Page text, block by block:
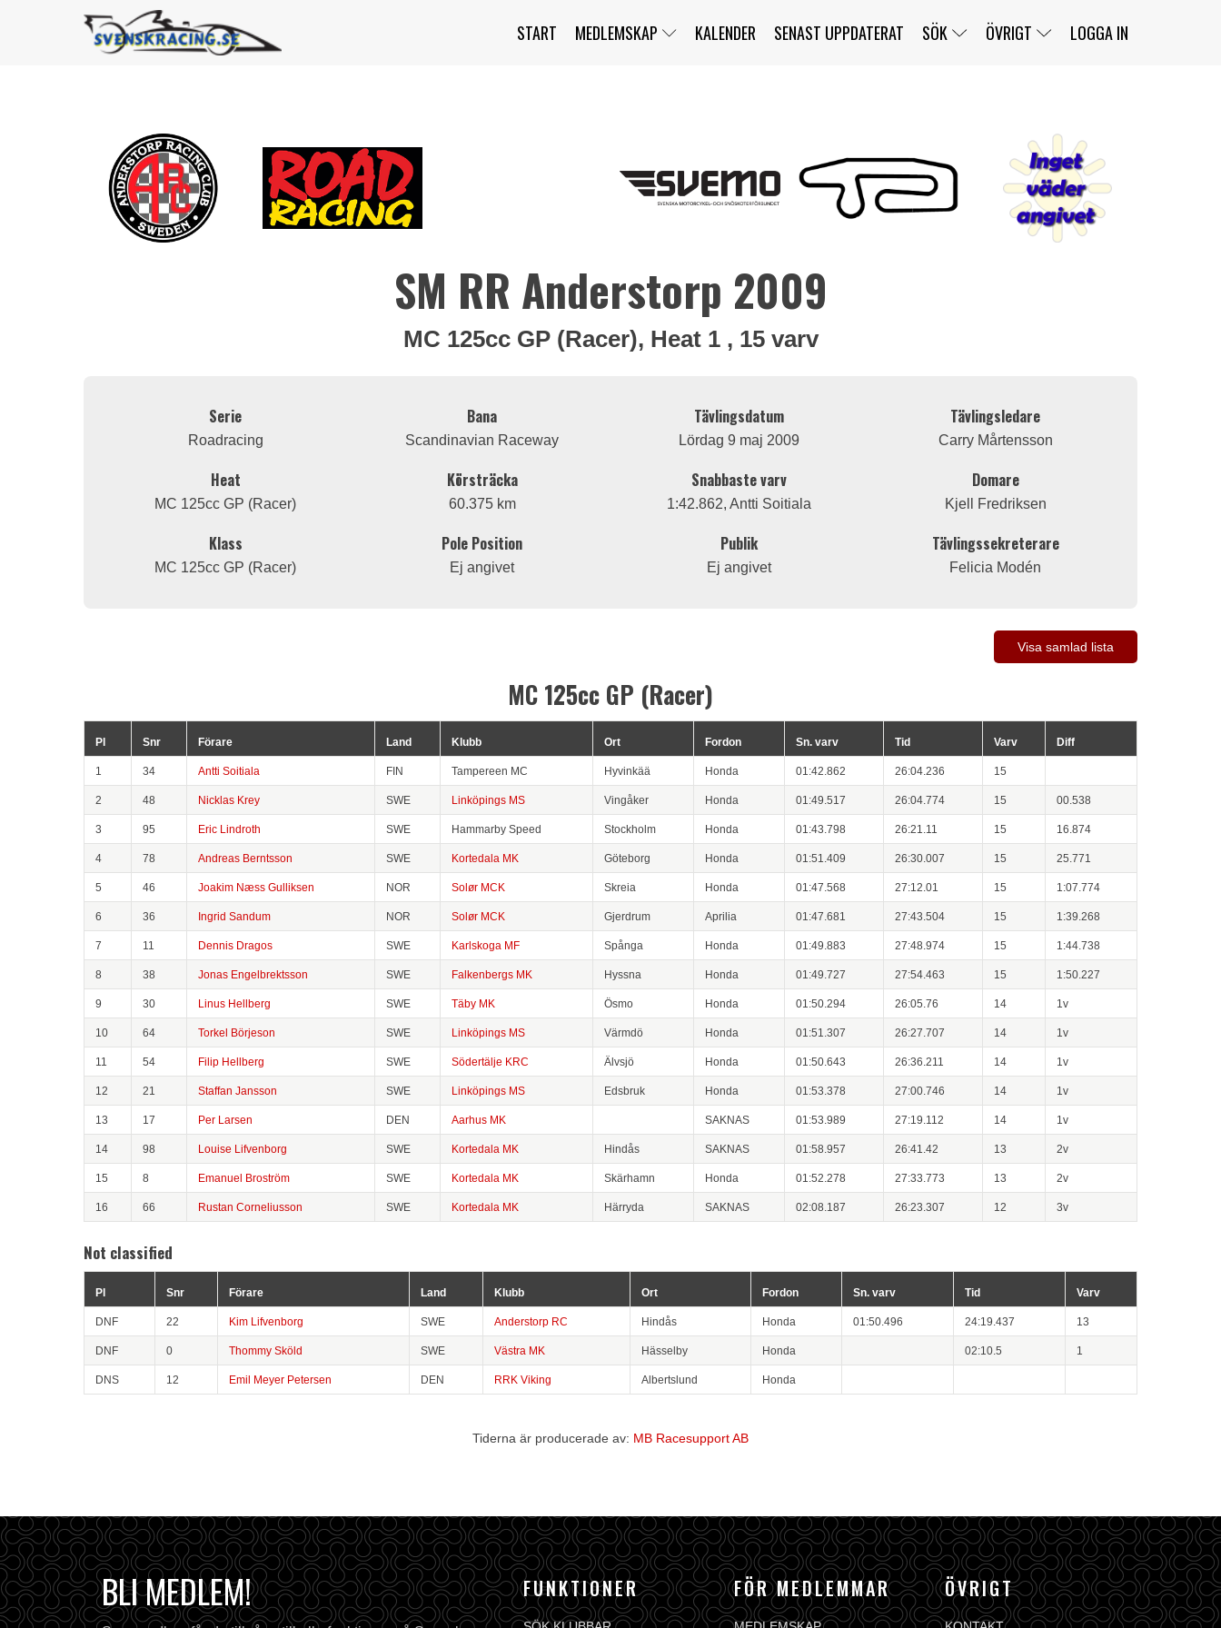
START MEDLEMSKAP KALENDER SENAST UPPDATERAT SÖK
TÄVLINGAR
FÖRARE
KLUBBAR
KLASSER
ÖVRIGT LOGGA IN
SM RR Anderstorp 2009
MC 125cc GP (Racer), Heat 1 , 15 varv
Serie
Roadracing
Heat
MC 125cc GP (Racer)
Klass
MC 125cc GP (Racer)
Bana
Scandinavian Raceway
Körsträcka
60.375 km
Pole Position
Ej angivet
Tävlingsdatum
Lördag 9 maj 2009
Snabbaste varv
1:42.862, Antti Soitiala
Publik
Ej angivet
Tävlingsledare
Carry Mårtensson
Domare
Kjell Fredriksen
Tävlingssekreterare
Felicia Modén
Visa samlad lista
MC 125cc GP (Racer)
Pl Snr Förare Land Klubb Ort Fordon Sn. varv Tid Varv Diff
1 34 Antti Soitiala FIN Tampereen MC Hyvinkää Honda 01:42.862 26:04.236 15
2 48 Nicklas Krey SWE Linköpings MS Vingåker Honda 01:49.517 26:04.774 15 00.538
3 95 Eric Lindroth SWE Hammarby Speed Stockholm Honda 01:43.798 26:21.11 15 16.874
4 78 Andreas Berntsson SWE Kortedala MK Göteborg Honda 01:51.409 26:30.007 15 25.771
5 46 Joakim Næss Gulliksen NOR Solør MCK Skreia Honda 01:47.568 27:12.01 15 1:07.774
6 36 Ingrid Sandum NOR Solør MCK Gjerdrum Aprilia 01:47.681 27:43.504 15 1:39.268
7 11 Dennis Dragos SWE Karlskoga MF Spånga Honda 01:49.883 27:48.974 15 1:44.738
8 38 Jonas Engelbrektsson SWE Falkenbergs MK Hyssna Honda 01:49.727 27:54.463 15 1:50.227
9 30 Linus Hellberg SWE Täby MK Ösmo Honda 01:50.294 26:05.76 14 1v
10 64 Torkel Börjeson SWE Linköpings MS Värmdö Honda 01:51.307 26:27.707 14 1v
11 54 Filip Hellberg SWE Södertälje KRC Älvsjö Honda 01:50.643 26:36.211 14 1v
12 21 Staffan Jansson SWE Linköpings MS Edsbruk Honda 01:53.378 27:00.746 14 1v
13 17 Per Larsen DEN Aarhus MK SAKNAS 01:53.989 27:19.112 14 1v
14 98 Louise Lifvenborg SWE Kortedala MK Hindås SAKNAS 01:58.957 26:41.42 13 2v
15 8 Emanuel Broström SWE Kortedala MK Skärhamn Honda 01:52.278 27:33.773 13 2v
16 66 Rustan Corneliusson SWE Kortedala MK Härryda SAKNAS 02:08.187 26:23.307 12 3v
Not classified
Pl Snr Förare Land Klubb Ort Fordon Sn. varv Tid Varv
DNF 22 Kim Lifvenborg SWE Anderstorp RC Hindås Honda 01:50.496 24:19.437 13
DNF 0 Thommy Sköld SWE Västra MK Hässelby Honda 02:10.5 1
DNS 12 Emil Meyer Petersen DEN RRK Viking Albertslund Honda
Tiderna är producerade av: MB Racesupport AB
BLI MEDLEM! FUNKTIONER FÖR MEDLEMMAR ÖVRIGT